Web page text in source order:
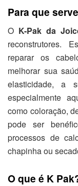
Para que
O K-Pak da
reconstrutores.
reparar os
melhorar sua
elasticidade, a
especialmente
como coloração,
pode ser
processos de
chapinha ou
O que é K